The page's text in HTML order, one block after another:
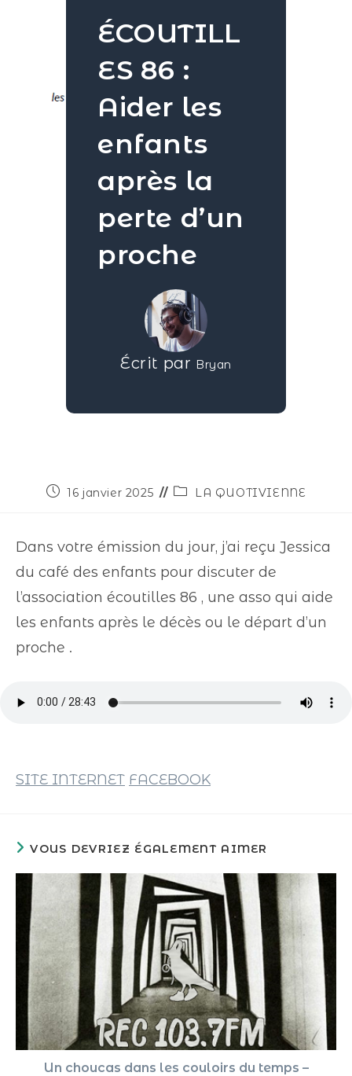
ÉCOUTILL
ES 86 :
Aider les
enfants
après la
perte d’un
proche
Écrit par Bryan
16 janvier 2025 LA QUOTIVIENNE
Dans votre émission du jour, j’ai reçu Jessica
du café des enfants pour discuter de
l’association écoutilles 86 , une asso qui aide
les enfants après le décès ou le départ d’un
proche .
SITE INTERNET FACEBOOK
VOUS DEVRIEZ ÉGALEMENT AIMER
Un choucas dans les couloirs du temps –